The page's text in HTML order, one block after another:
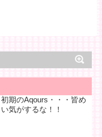
初期のAqours・・・皆め
気がするな！！